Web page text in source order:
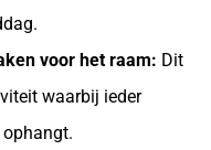
voor het raam: Dit
waarbij ieder